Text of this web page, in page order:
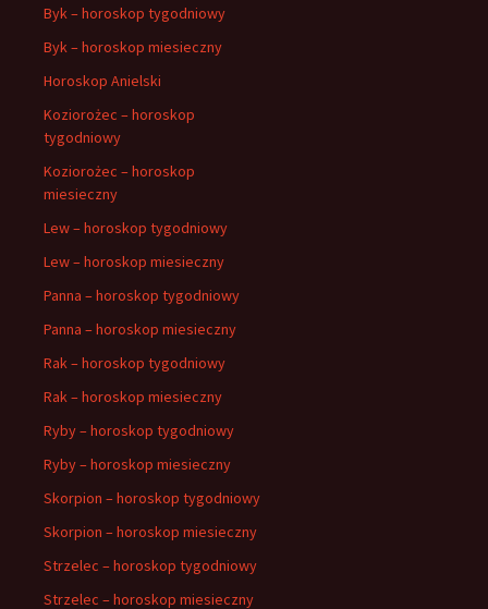
Byk – horoskop tygodniowy
Byk – horoskop miesieczny
Horoskop Anielski
Koziorożec – horoskop
tygodniowy
Koziorożec – horoskop
miesieczny
Lew – horoskop tygodniowy
Lew – horoskop miesieczny
Panna – horoskop tygodniowy
Panna – horoskop miesieczny
Rak – horoskop tygodniowy
Rak – horoskop miesieczny
Ryby – horoskop tygodniowy
Ryby – horoskop miesieczny
Skorpion – horoskop tygodniowy
Skorpion – horoskop miesieczny
Strzelec – horoskop tygodniowy
Strzelec – horoskop miesieczny